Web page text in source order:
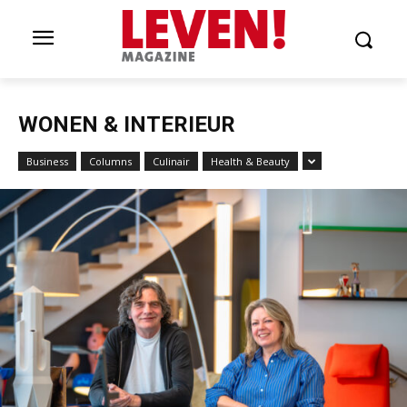
WONEN & INTERIEUR
Business Columns Culinair Health & Beauty